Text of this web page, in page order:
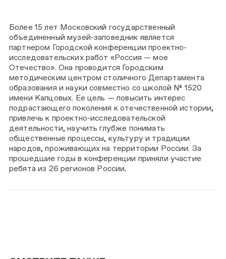
Более 15 лет Московский государственный
объединенный музей-заповедник является
партнером Городской конференции проектно-
исследовательских работ «Россия — мое
Отечество». Она проводится Городским
методическим центром столичного Департамента
образования и науки совместно со школой № 1520
имени Капцовых. Ее цель — повысить интерес
подрастающего поколения к отечественной истории,
привлечь к проектно-исследовательской
деятельности, научить глубже понимать
общественные процессы, культуру и традиции
народов, проживающих на территории России. За
прошедшие годы в конференции приняли участие
ребята из 26 регионов России.